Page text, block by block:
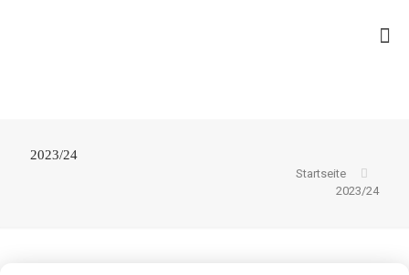
2023/24
Startseite
2023/24